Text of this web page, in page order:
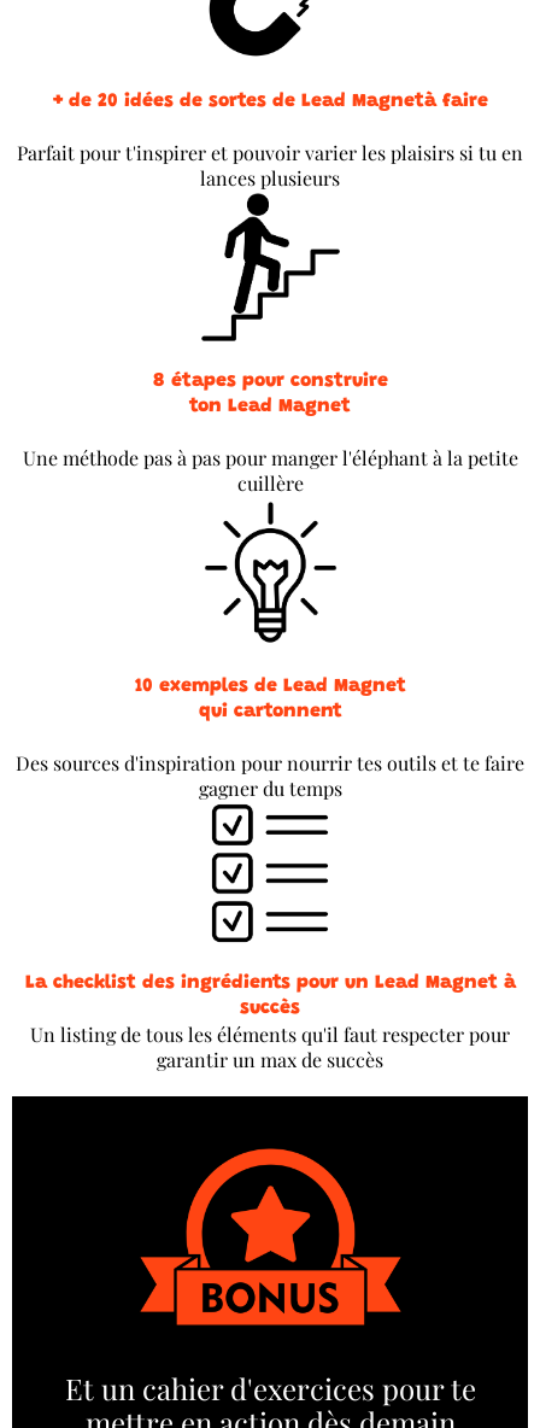
+ de 20 idées de sortes de Lead Magnetà faire
Parfait pour t'inspirer et pouvoir varier les plaisirs si tu en
lances plusieurs
8 étapes pour construire
ton Lead Magnet
Une méthode pas à pas pour manger l'éléphant à la petite
cuillère
10 exemples de Lead Magnet
qui cartonnent
Des sources d'inspiration pour nourrir tes outils et te faire
gagner du temps
La checklist des ingrédients pour un Lead Magnet à
succès
Un listing de tous les éléments qu'il faut respecter pour
garantir un max de succès
Et un cahier d'exercices pour te